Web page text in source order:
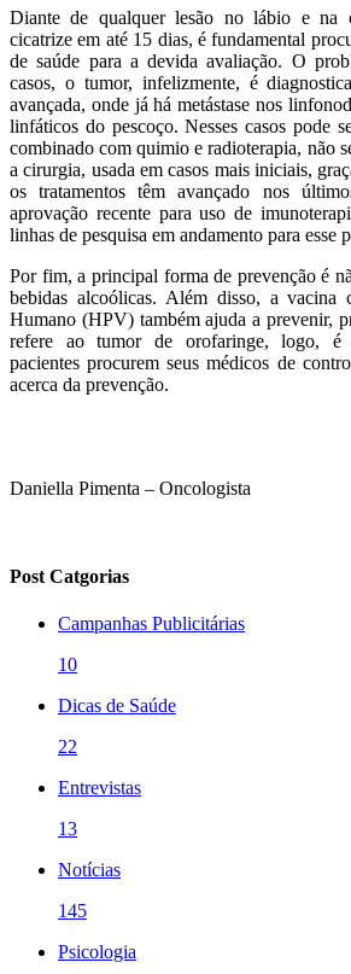
Diante de qualquer lesão no lábio e na
cicatrize em até 15 dias, é fundamental
de saúde para a devida avaliação. O
casos, o tumor, infelizmente, é
avançada, onde já há metástase nos
linfáticos do pescoço. Nesses casos pode
combinado com quimio e radioterapia, não
a cirurgia, usada em casos mais iniciais,
os tratamentos têm avançado nos
aprovação recente para uso de
linhas de pesquisa em andamento para esse
Por fim, a principal forma de prevenção é
bebidas alcoólicas. Além disso, a vacina
Humano (HPV) também ajuda a prevenir,
refere ao tumor de orofaringe, logo, é
pacientes procurem seus médicos de
acerca da prevenção.
Daniella Pimenta – Oncologista
Post Catgorias
Campanhas Publicitárias
10
Dicas de Saúde
22
Entrevistas
13
Notícias
145
Psicologia